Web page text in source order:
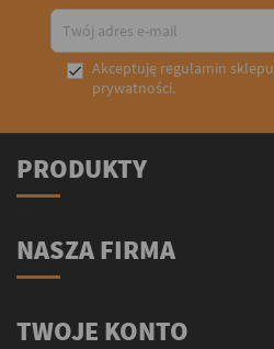
 Akceptuję regulamin sklepu
prywatności.
PRODUKTY
NASZA FIRMA
TWOJE KONTO